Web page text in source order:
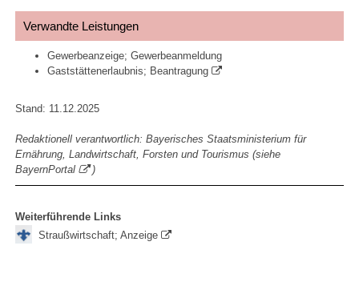
Verwandte Leistungen
Gewerbeanzeige; Gewerbeanmeldung
Gaststättenerlaubnis; Beantragung
Stand: 11.12.2025
Redaktionell verantwortlich: Bayerisches Staatsministerium für
Ernährung, Landwirtschaft, Forsten und Tourismus (siehe
BayernPortal
)
Weiterführende Links
Straußwirtschaft; Anzeige